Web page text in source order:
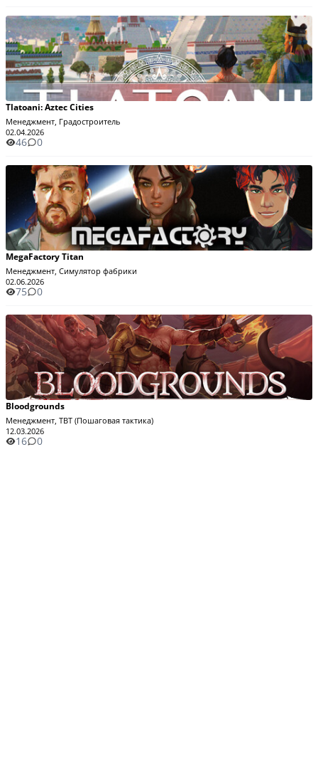
Tlatoani: Aztec Cities
Менеджмент, Градостроитель
02.04.2026
46 0
MegaFactory Titan
Менеджмент, Симулятор фабрики
02.06.2026
75 0
Bloodgrounds
Менеджмент, TBT (Пошаговая тактика)
12.03.2026
16 0